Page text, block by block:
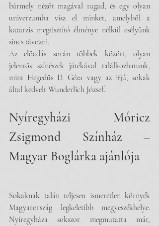
bármely nézőt magával ragad, és egy olyan
univerzumba visz el minket, amelyből a
katarzis megtisztító élménye nélkül esélyünk
sincs távozni.
Az előadás során többek között, olyan
jelentős színészek játékával találkozhatunk,
mint Hegedűs D. Géza vagy az ifjú, sokak
által kedvelt Wunderlich József.
Nyíregyházi Móricz
Zsigmond Színház –
Magyar Boglárka ajánlója
Sokaknak talán teljesen ismeretlen környék
Magyarország legkeletibb megyeszékhelye.
Nyíregyháza sokszor megmutatta már,